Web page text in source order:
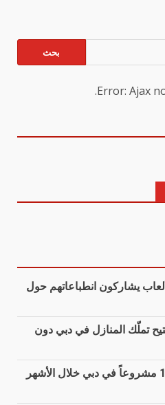
Error: Ajax
يشاركون انطباعاتهم حول
تملّك المنازل في دبي دون
دانوب العقارية تعلن تسليم 11 مشروعاً في دبي خلال الأشهر